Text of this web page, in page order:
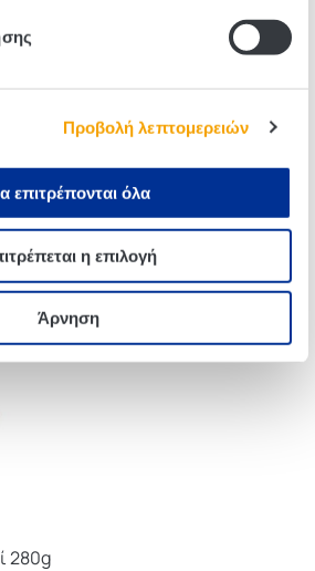
Προβολή λεπτομερειών
επιτρέπονται όλα
η επιλογή
Άρνηση
Edem Κεφτεδάκια Σε
Κόκκινη Σάλτσα 280g
280g